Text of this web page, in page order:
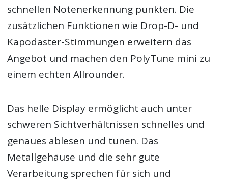
schnellen Notenerkennung punkten. Die
zusätzlichen Funktionen wie Drop-D- und
Kapodaster-Stimmungen erweitern das
Angebot und machen den PolyTune mini zu
einem echten Allrounder.
Das helle Display ermöglicht auch unter
schweren Sichtverhältnissen schnelles und
genaues ablesen und tunen. Das
Metallgehäuse und die sehr gute
Verarbeitung sprechen für sich und